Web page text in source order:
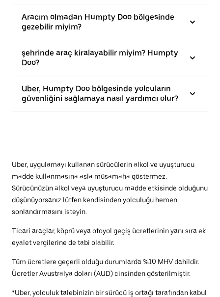
Aracım olmadan Humpty Doo bölgesinde
gezebilir miyim?
şehrinde araç kiralayabilir miyim? Humpty
Doo?
Uber, Humpty Doo bölgesinde yolcuların
güvenliğini sağlamaya nasıl yardımcı olur?
Uber, uygulamayı kullanan sürücülerin alkol ve uyuşturucu
madde kullanmasına asla müsamaha göstermez.
Sürücünüzün alkol veya uyuşturucu madde etkisinde olduğunu
düşünüyorsanız lütfen kendisinden yolculuğu hemen
sonlandırmasını isteyin.
Ticari araçlar, köprü veya otoyol geçiş ücretlerinin yanı sıra ek
eyalet vergilerine de tabi olabilir.
Tüm ücretlere geçerli olduğu durumlarda %10 MHV dahildir.
Ücretler Avustralya doları (AUD) cinsinden gösterilmiştir.
*Uber, yolculuk talebinizin bir sürücü iş ortağı tarafından kabul